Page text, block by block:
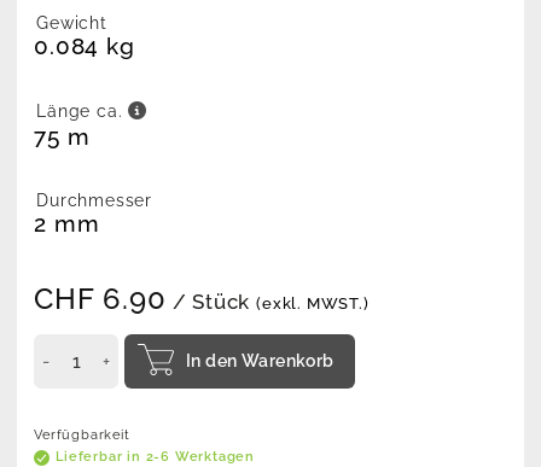
Gewicht
0.084 kg
Länge ca.
75 m
Durchmesser
2 mm
CHF 6.90 / Stück (exkl. MWST.)
In den Warenkorb
Verfügbarkeit
Lieferbar in 2-6 Werktagen